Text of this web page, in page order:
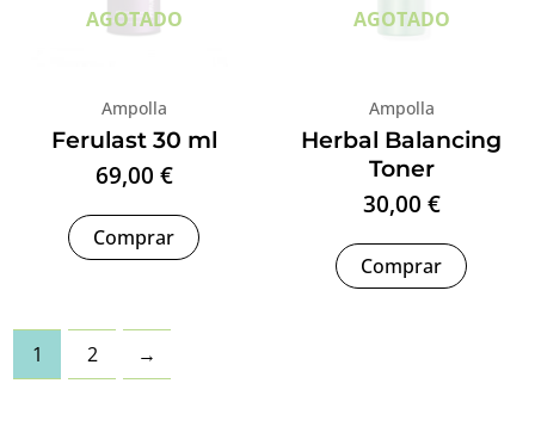
AGOTADO
Ampolla
Ferulast 30 ml
69,00 €
Comprar
AGOTADO
Ampolla
Herbal Balancing
Toner
30,00 €
Comprar
1 2 →